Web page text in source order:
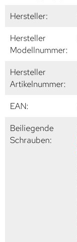
Hersteller:
Hersteller
Modellnummer:
Hersteller
Artikelnummer:
EAN:
Beiliegende
Schrauben: